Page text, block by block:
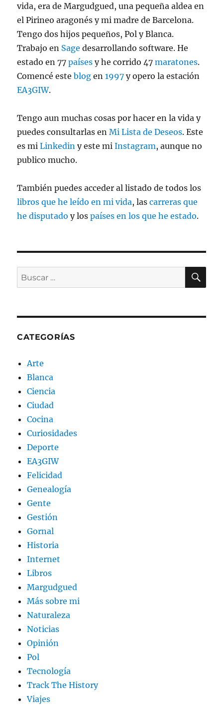
vida, era de Margudgued, una pequeña aldea en
el Pirineo aragonés y mi madre de Barcelona.
Tengo dos hijos pequeños, Pol y Blanca.
Trabajo en Sage desarrollando software. He
estado en 77países y he corrido 47maratones.
Comencé esteblog en1997 y opero la estación
EA3GIW.
Tengo aun muchas cosas por hacer en la vida y
puedes consultarlas enMi Lista de Deseos. Este
es miLinkedin y este miInstagram, aunque no
publico mucho.
También puedes acceder al listado de todos los
libros que he leído en mi vida, lascarreras que
he disputado y lospaíses en los que he estado.
Buscar
por:
CATEGORÍAS
Arte
Blanca
Ciencia
Ciudad
Cocina
Curiosidades
Deporte
EA3GIW
Felicidad
Genealogía
Gente
Gestión
Gornal
Historia
Internet
Libros
Margudgued
Más sobre mi
Naturaleza
Noticias
Opinión
Pol
Tecnología
Track The History
Viajes